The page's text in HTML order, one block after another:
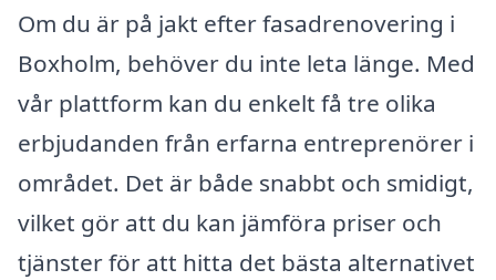
Om du är på jakt efter fasadrenovering i
Boxholm, behöver du inte leta länge. Med
vår plattform kan du enkelt få tre olika
erbjudanden från erfarna entreprenörer i
området. Det är både snabbt och smidigt,
vilket gör att du kan jämföra priser och
tjänster för att hitta det bästa alternativet